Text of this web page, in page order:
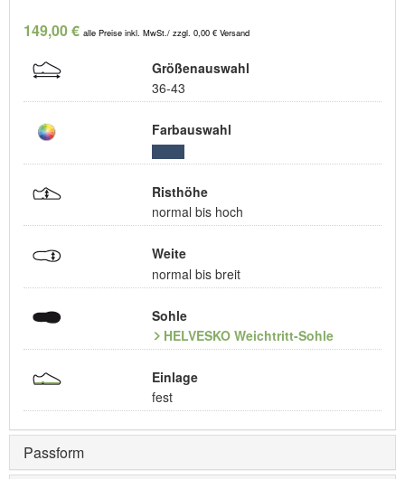
149,00 € alle Preise inkl. MwSt./ zzgl. 0,00 € Versand
Größenauswahl
36-43
Farbauswahl
Risthöhe
normal bis hoch
Weite
normal bis breit
Sohle
HELVESKO Weichtritt-Sohle
Einlage
fest
Passform